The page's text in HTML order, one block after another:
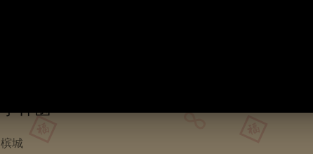
李梓菡
槟城